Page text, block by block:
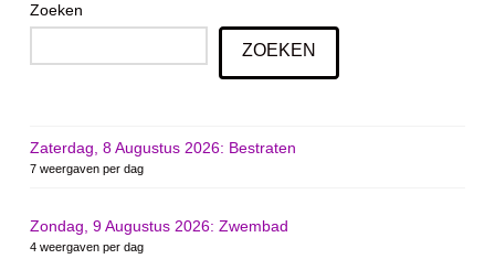
Zoeken
ZOEKEN
Zaterdag, 8 Augustus 2026: Bestraten
7 weergaven per dag
Zondag, 9 Augustus 2026: Zwembad
4 weergaven per dag